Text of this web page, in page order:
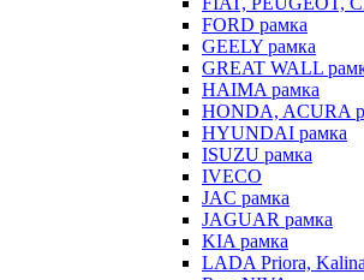
FORD рамка
GEELY рамка
GREAT WALL
HAIMA рамка
HONDA, ACURA
HYUNDAI рамка
ISUZU рамка
IVECO
JAC рамка
JAGUAR рамка
KIA рамка
LADA Priora,